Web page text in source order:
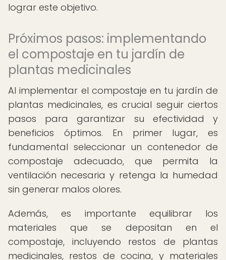
lograr este objetivo.
Próximos pasos: implementando
el compostaje en tu jardín de
plantas medicinales
Al implementar el compostaje en tu jardín de
plantas medicinales, es crucial seguir ciertos
pasos para garantizar su efectividad y
beneficios óptimos. En primer lugar, es
fundamental seleccionar un contenedor de
compostaje adecuado, que permita la
ventilación necesaria y retenga la humedad
sin generar malos olores.
Además, es importante equilibrar los
materiales que se depositan en el
compostaje, incluyendo restos de plantas
medicinales, restos de cocina, y materiales